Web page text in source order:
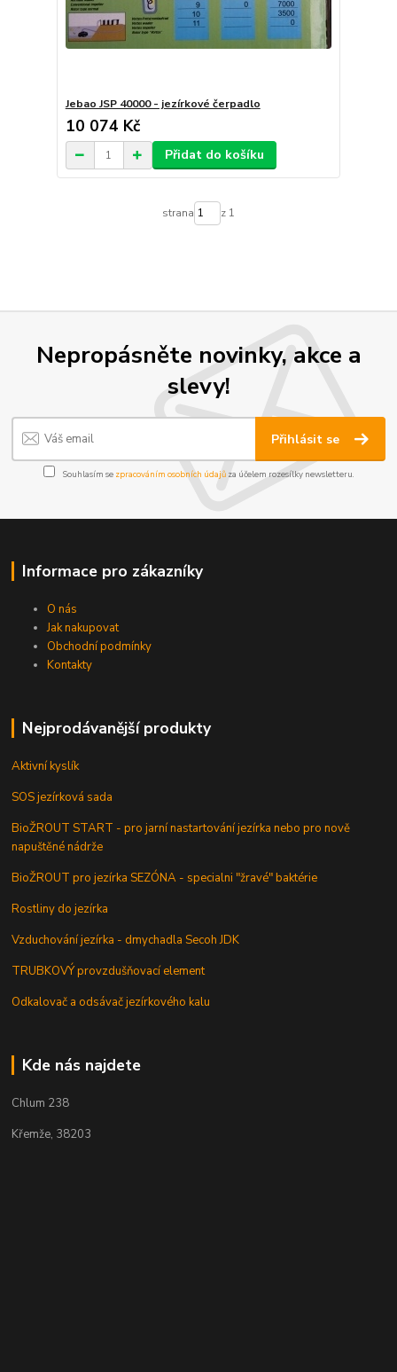
Jebao JSP 40000 - jezírkové čerpadlo
10 074 Kč
Přidat do košíku
strana z 1
Nepropásněte novinky, akce a
slevy!
Přihlásit se
Souhlasím se zpracováním osobních údajůza účelem rozesílky newsletteru.
Informace pro zákazníky
O nás
Jak nakupovat
Obchodní podmínky
Kontakty
Nejprodávanější produkty
Aktivní kyslík
SOS jezírková sada
BioŽROUT START - pro jarní nastartování jezírka nebo pro nově
napuštěné nádrže
BioŽROUT pro jezírka SEZÓNA - specialni "žravé" baktérie
Rostliny do jezírka
Vzduchování jezírka - dmychadla Secoh JDK
TRUBKOVÝ provzdušňovací element
Odkalovač a odsávač jezírkového kalu
Kde nás najdete
Chlum 238
Křemže, 38203